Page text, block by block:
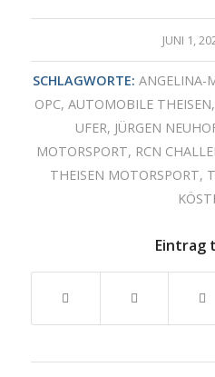
JUNI 1,
/
SCHLAGWORTE: ANGELINA-
OPC,AUTOMOBILE THEISEN,
UFER, JÜRGEN
MOTORSPORT, RCN
THEISEN MOTORSPORT,
Eintrag